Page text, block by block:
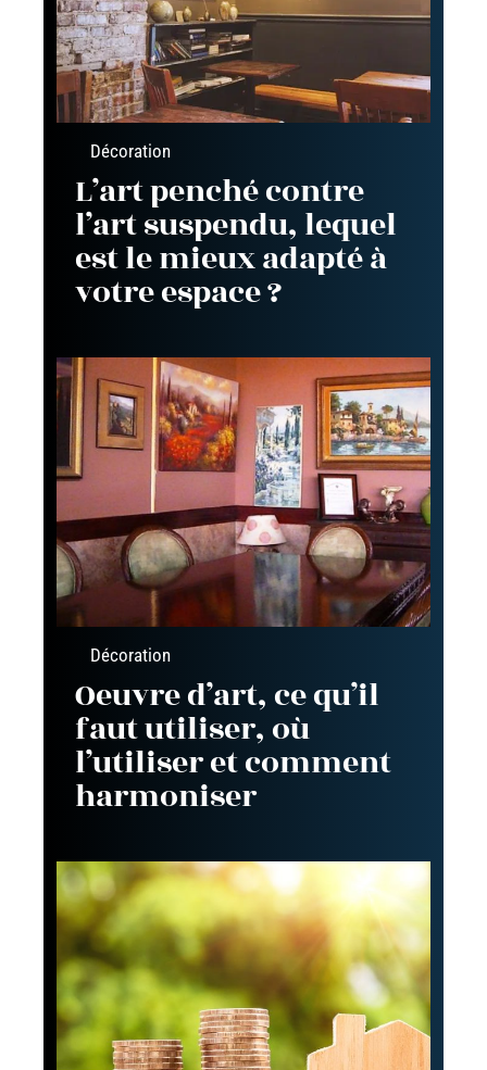
Décoration
L’art penché contre
l’art suspendu, lequel
est le mieux adapté à
votre espace ?
Décoration
Oeuvre d’art, ce qu’il
faut utiliser, où
l’utiliser et comment
harmoniser